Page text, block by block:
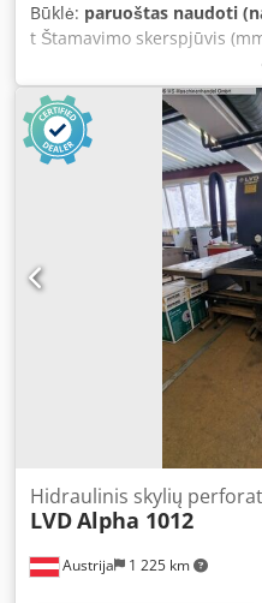
Būklė: paruoštas naudoti
t Štamavimo skerspjūvis
dažnis: apie 35 ciklai/min.
reguliavimas: be laipsnių,
35,0 l Darbinis aukštis:
poreikis: 4,0 kW Mašinos
elektrohidraulinis
medžiagos/lakšto valytuvas
padėjimo stalas (!) * su
laipsnių eigos reguliavimas
judantis kojinis jungiklis su
atrama - įvairių štampų ir
naudojimo instrukcija
Austrija 1 225 km
Hidraulinis skylių
LVDAlpha 1012